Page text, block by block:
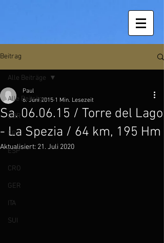
Beitrag
Alle Beiträge
GBR
FRA
ESP
CRO
GER
ITA
SUI
Alle Beiträge
Sa. 06.06.15 / Torre del Lago
- La Spezia / 64 km, 195 Hm
Paul
6. Juni 2015 1 Min. Lesezeit
Aktualisiert: 21. Juli 2020